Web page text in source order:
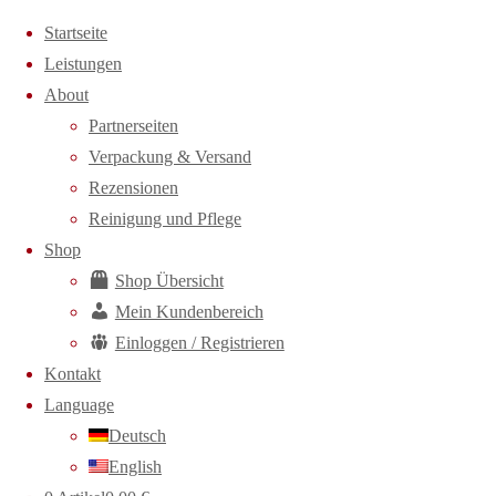
Zum Inhalt springen
Startseite
Leistungen
About
Partnerseiten
Verpackung & Versand
Rezensionen
Reinigung und Pflege
Shop
Shop Übersicht
Mein Kundenbereich
Einloggen / Registrieren
Kontakt
Language
Deutsch
English